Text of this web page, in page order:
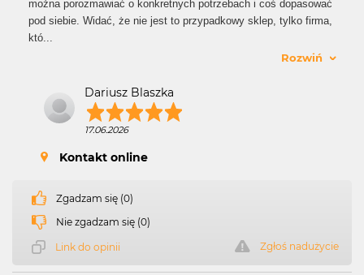
można porozmawiać o konkretnych potrzebach i coś dopasować
pod siebie. Widać, że nie jest to przypadkowy sklep, tylko firma,
któ...
Rozwiń
Dariusz Blaszka
17.06.2026
Kontakt online
Zgadzam się (0)
Nie zgadzam się (0)
Link do opinii Zgłoś nadużycie